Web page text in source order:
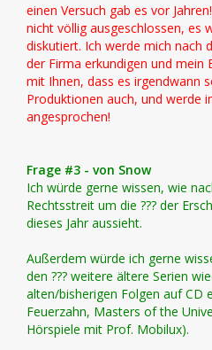
einen Versuch gab es vor
nicht völlig ausgeschlossen, es
diskutiert. Ich werde mich nach
der Firma erkundigen und mein
mit Ihnen, dass es irgendwann
Produktionen auch, und werde
angesprochen!
Frage #3 - von Snow
Ich würde gerne wissen, wie
Rechtsstreit um die ??? der
dieses Jahr aussieht.
Außerdem würde ich gerne
den ??? weitere ältere Serien
alten/bisherigen Folgen auf CD
Feuerzahn, Masters of the
Hörspiele mit Prof. Mobilux).